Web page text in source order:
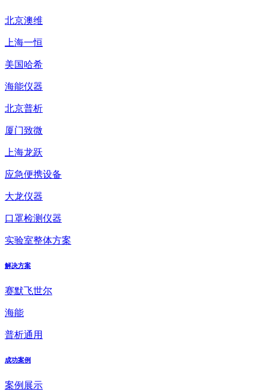
北京澳维
上海一恒
美国哈希
海能仪器
北京普析
厦门致微
上海龙跃
应急便携设备
大龙仪器
口罩检测仪器
实验室整体方案
解决方案
赛默飞世尔
海能
普析通用
成功案例
案例展示